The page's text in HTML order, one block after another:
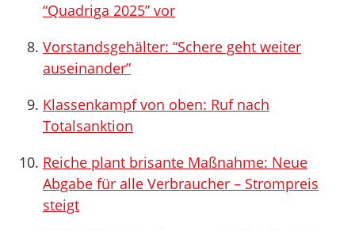
“Quadriga 2025” vor
Vorstandsgehälter: “Schere geht weiter
auseinander”
Klassenkampf von oben: Ruf nach
Totalsanktion
Reiche plant brisante Maßnahme: Neue
Abgabe für alle Verbraucher – Strompreis
steigt